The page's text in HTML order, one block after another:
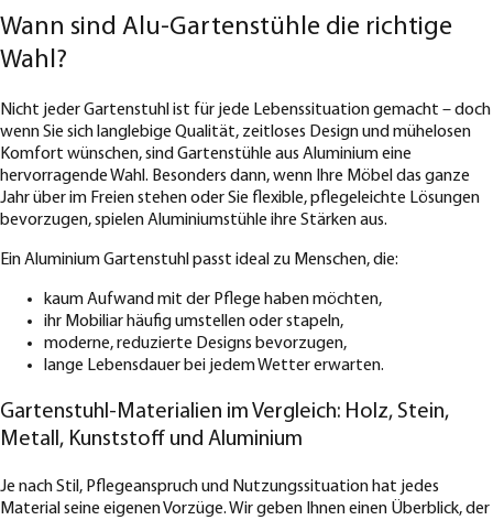
Wann sind Alu-Gartenstühle die richtige
Wahl?
Nicht jeder Gartenstuhl ist für jede Lebenssituation gemacht – doch
wenn Sie sich langlebige Qualität, zeitloses Design und mühelosen
Komfort wünschen, sind Gartenstühle aus Aluminium eine
hervorragende Wahl. Besonders dann, wenn Ihre Möbel das ganze
Jahr über im Freien stehen oder Sie flexible, pflegeleichte Lösungen
bevorzugen, spielen Aluminiumstühle ihre Stärken aus.
Ein Aluminium Gartenstuhl passt ideal zu Menschen, die:
kaum Aufwand mit der Pflege haben möchten,
ihr Mobiliar häufig umstellen oder stapeln,
moderne, reduzierte Designs bevorzugen,
lange Lebensdauer bei jedem Wetter erwarten.
Gartenstuhl-Materialien im Vergleich: Holz, Stein,
Metall, Kunststoff und Aluminium
Je nach Stil, Pflegeanspruch und Nutzungssituation hat jedes
Material seine eigenen Vorzüge. Wir geben Ihnen einen Überblick, der